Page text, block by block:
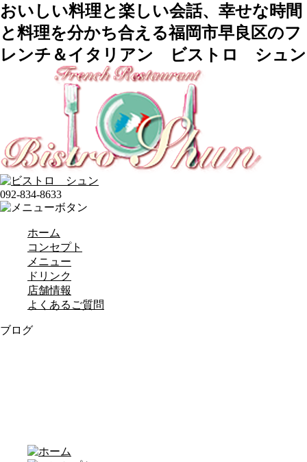
おいしい料理と楽しい会話、幸せな時間
と料理を分かち合える福岡市早良区のフ
レンチ＆イタリアン ビストロ シュン
092-834-8633
ホーム
コンセプト
メニュー
ドリンク
店舗情報
よくあるご質問
ブログ